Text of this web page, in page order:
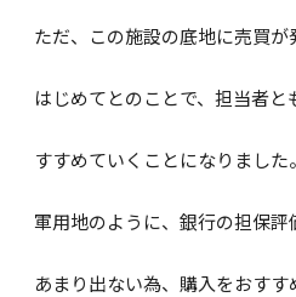
ただ、この施設の底地に売買が
はじめてとのことで、担当者と
すすめていくことになりました。
軍用地のように、銀行の担保評
あまり出ない為、購入をおすす